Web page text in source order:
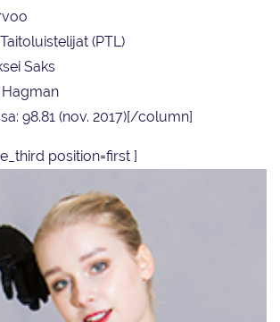
(PTL)
Saks
98.81 (nov. 2017)[/column]
position=first ]